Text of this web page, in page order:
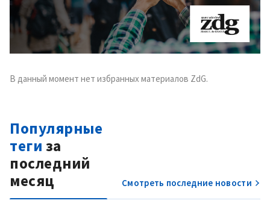
В данный момент нет избранных материалов ZdG.
Популярные
теги за
последний
месяц
Смотреть последние новости
Заголовок новости
+ Добавить
заголовок
Фотография
+ Загрузить
изображение
Ссылка на медиа
+ Добавить ссылку на
медиа
Текст новости
+ Добавить текст
новости
КОНТАКТНЫЙ ИСТОЧНИК
Анонимный источник